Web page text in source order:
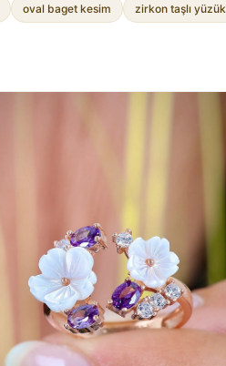
oval baget kesim zirkon taşlı yüzük